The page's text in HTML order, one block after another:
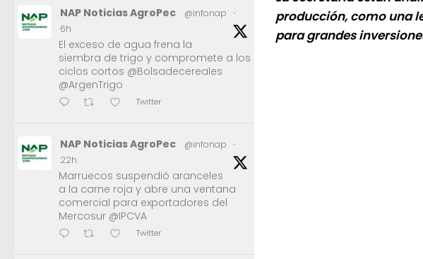
producción, como una
para grandes
NAP Noticias AgroPec @infonap
·
6h
El exceso de agua frena la
siembra de trigo y compromete a los
ciclos cortos @Bolsadecereales
@ArgenTrigo
Twitter
NAP Noticias AgroPec @infonap
·
22h
Marruecos suspendió aranceles
a la carne roja y abre una ventana
comercial para exportadores del
Mercosur @IPCVA
Twitter